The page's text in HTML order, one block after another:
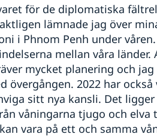
för de diplomatiska
lämnade jag över
i Phnom Penh under
mellan våra
mycket planering och
övergången. 2022 har
sitt nya kansli. Det
våningarna tjugo och
vara på ett och samma